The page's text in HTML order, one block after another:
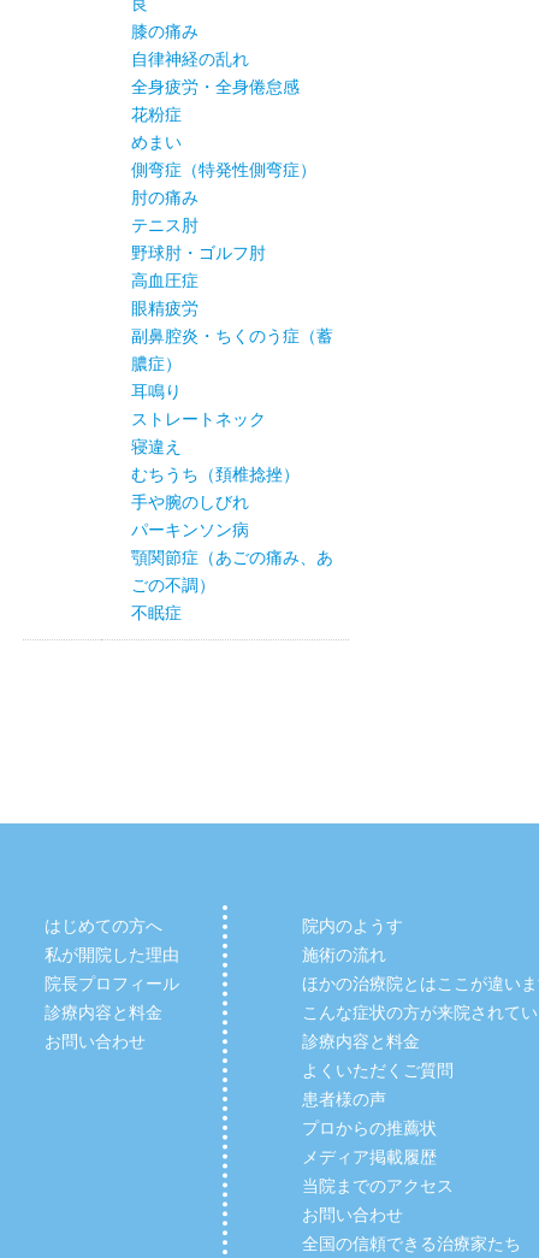
膝の痛み
自律神経の乱れ
全身疲労・全身倦怠感
花粉症
めまい
側弯症（特発性側弯症）
肘の痛み
テニス肘
野球肘・ゴルフ肘
高血圧症
眼精疲労
副鼻腔炎・ちくのう症（蓄
膿症）
耳鳴り
ストレートネック
寝違え
むちうち（頚椎捻挫）
手や腕のしびれ
パーキンソン病
顎関節症（あごの痛み、あ
ごの不調）
不眠症
はじめての方へ
私が開院した理由
院長プロフィール
診療内容と料金
お問い合わせ
院内のようす
施術の流れ
ほかの治療院とはここが違い
こんな症状の方が来院されて
診療内容と料金
よくいただくご質問
患者様の声
プロからの推薦状
メディア掲載履歴
当院までのアクセス
お問い合わせ
全国の信頼できる治療家たち